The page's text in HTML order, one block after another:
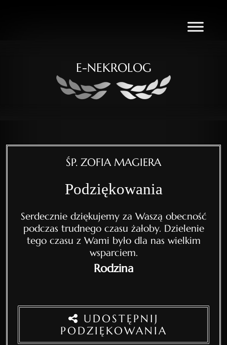
E-NEKROLOG
ŚP. ZOFIA MAGIERA
Podziękowania
Serdecznie dziękujemy za Waszą obecność
podczas trudnego czasu żałoby. Dzielenie
tego czasu z Wami było dla nas wielkim
wsparciem.
Rodzina
UDOSTĘPNIJ
PODZIĘKOWANIA